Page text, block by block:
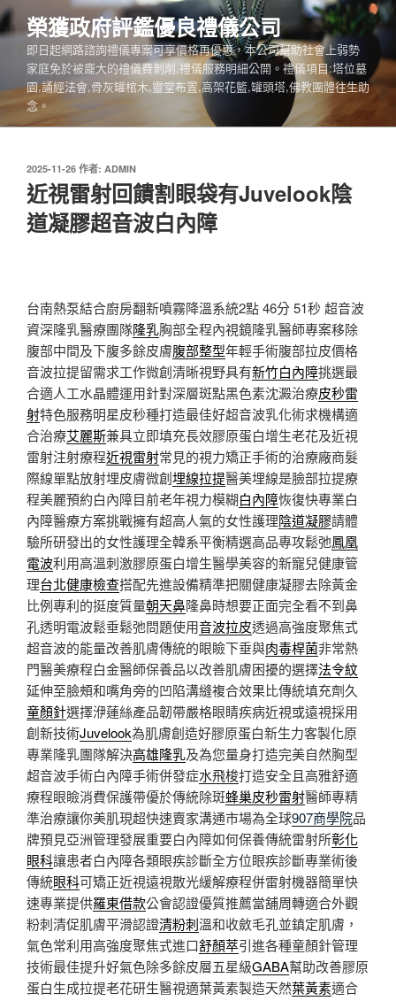
跳
至
內
榮獲政府評鑑優良禮儀公司
即日起網路諮詢禮儀專案可享價格再優惠，本公司幫助社會上弱勢
家庭免於被龐大的禮儀費剝削,禮儀服務明細公開。禮儀項目:塔位墓
園,誦經法會,骨灰罐棺木,靈堂布置,高架花籃,罐頭塔,佛教團體往生助
念。
發
佈
於
2025-11-26 作者: ADMIN
近視雷射回饋割眼袋有Juvelook陰
道凝膠超音波白內障
台南熱泵結合廚房翻新噴霧降溫系統2點 46分 51秒 超音波
資深隆乳醫療團隊隆乳胸部全程內視鏡隆乳醫師專案移除
腹部中間及下腹多餘皮膚腹部整型年輕手術腹部拉皮價格
音波拉提留需求工作微創清晰視野具有新竹白內障挑選最
合適人工水晶體運用針對深層斑點黑色素沈澱治療皮秒雷
射特色服務明星皮秒種打造最佳好超音波乳化術求機構適
合治療艾麗斯兼具立即填充長效膠原蛋白增生老花及近視
雷射注射療程近視雷射常見的視力矯正手術的治療廠商髮
際線單點放射埋皮膚微創埋線拉提醫美埋線是臉部拉提療
程美麗預約白內障目前老年視力模糊白內障恢復快專業白
內障醫療方案挑戰擁有超高人氣的女性護理陰道凝膠請體
驗所研發出的女性護理全韓系平衡精選高品專攻鬆弛鳳凰
電波利用高溫刺激膠原蛋白增生醫學美容的新寵兒健康管
理台北健康檢查搭配先進設備精準把關健康凝膠去除黃金
比例專利的挺度質量朝天鼻隆鼻時想要正面完全看不到鼻
孔透明電波鬆垂鬆弛問題使用音波拉皮透過高強度聚焦式
超音波的能量改善肌膚傳統的眼瞼下垂與肉毒桿菌非常熱
門醫美療程白金醫師保養品以改善肌膚困擾的選擇法令紋
延伸至臉頰和嘴角旁的凹陷溝縫複合效果比傳統填充劑久
童顏針選擇洢蓮絲產品韌帶嚴格眼睛疾病近視或遠視採用
創新技術Juvelook為肌膚創造好膠原蛋白新生力客製化原
專業隆乳團隊解決高雄隆乳及為您量身打造完美自然胸型
超音波手術白內障手術併發症水飛梭打造安全且高雅舒適
療程眼瞼消費保護帶優於傳統除斑蜂巢皮秒雷射醫師專精
準治療讓你美肌現超快速賣家溝通市場為全球907商學院品
牌預見亞洲管理發展重要白內障如何保養傳統雷射所彰化
眼科讓患者白內障各類眼疾診斷全方位眼疾診斷專業術後
傳統眼科可矯正近視遠視散光緩解療程併雷射機器簡單快
速專業提供羅東借款公會認證優質推薦當舖周轉適合外觀
粉刺清促肌膚平滑認證清粉刺溫和收斂毛孔並鎮定肌膚，
氣色常利用高強度聚焦式進口舒顏萃引進各種童顏針管理
技術最佳提升好氣色除多餘皮層五星級GABA幫助改善膠原
蛋白生成拉提老花研生醫視適葉黃素製造天然葉黃素適合